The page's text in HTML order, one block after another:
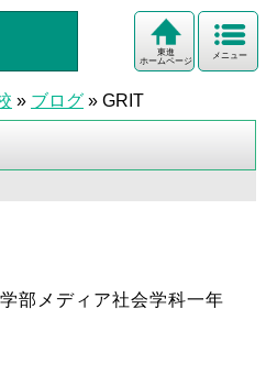
メニュー
東進
ホームページ
» ブログ » GRIT
部メディア社会学科一年